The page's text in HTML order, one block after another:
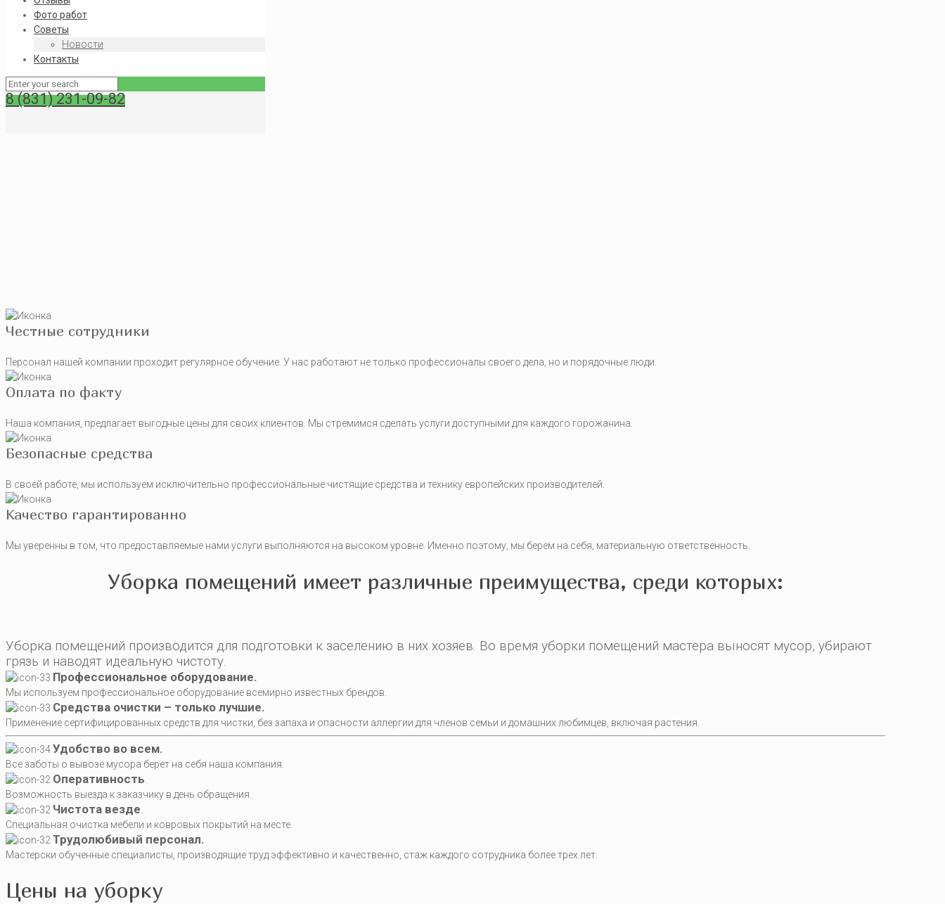
Фото работ
Советы
Новости
Контакты
8 (831) 231-09-82
Честные сотрудники
Персонал нашей компании проходит регулярное обучение. У нас работают не только профессионалы своего дела, но и порядочные люди.
Оплата по факту
Наша компания, предлагает выгодные цены для своих клиентов. Мы стремимся сделать услуги доступными для каждого горожанина.
Безопасные средства
В своей работе, мы используем исключительно профессиональные чистящие средства и технику европейских производителей.
Качество гарантированно
Мы уверенны в том, что предоставляемые нами услуги выполняются на высоком уровне. Именно поэтому, мы берем на себя, материальную ответственность.
Уборка помещений имеет различные преимущества, среди которых:
Уборка помещений производится для подготовки к заселению в них хозяев. Во время уборки помещений мастера выносят мусор, убирают
грязь и наводят идеальную чистоту.
Профессиональное оборудование.
Мы используем профессиональное оборудование всемирно известных брендов.
Средства очистки – только лучшие.
Применение сертифицированных средств для чистки, без запаха и опасности аллергии для членов семьи и домашних любимцев, включая растения.
Удобство во всем.
Все заботы о вывозе мусора берет на себя наша компания.
Оперативность
Возможность выезда к заказчику в день обращения.
Чистота везде
Специальная очистка мебели и ковровых покрытий на месте.
Трудолюбивый персонал.
Мастерски обученные специалисты, производящие труд эффективно и качественно, стаж каждого сотрудника более трех лет.
Цены на уборку